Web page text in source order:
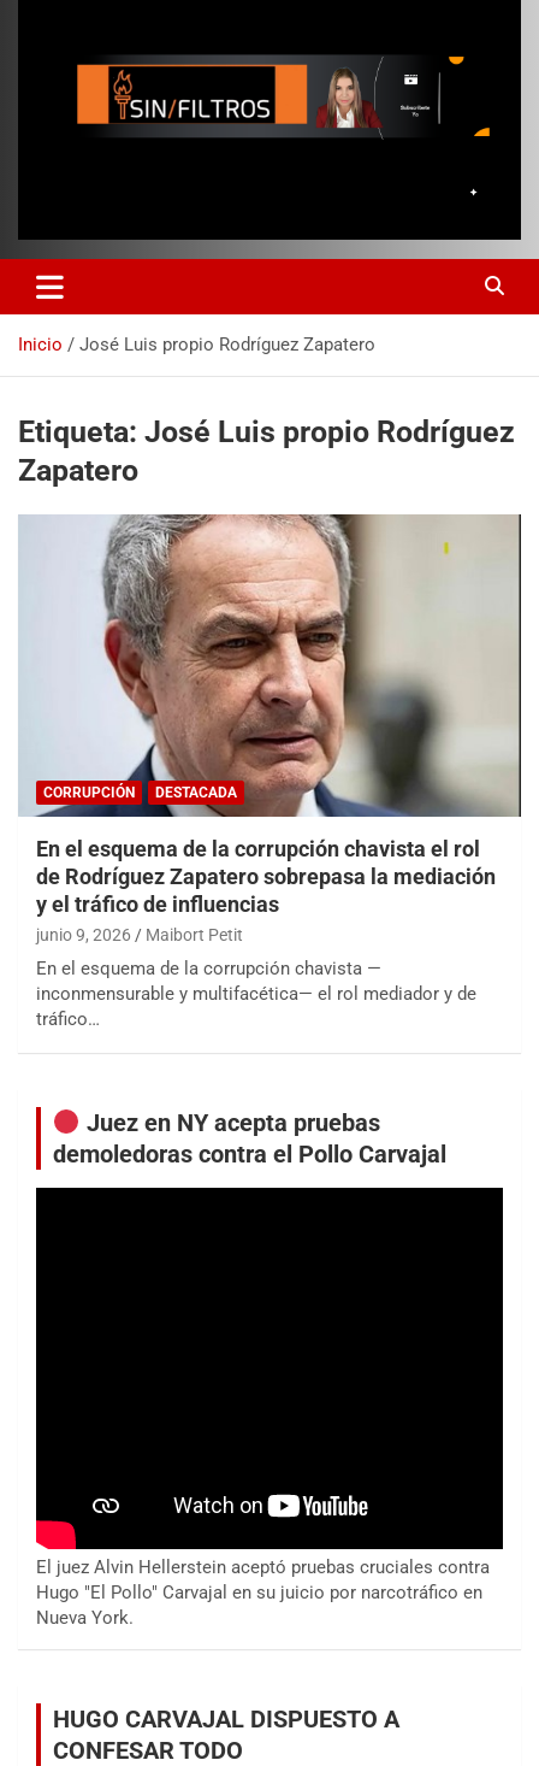
Inicio José Luis propio Rodríguez Zapatero
Etiqueta: José Luis propio Rodríguez
Zapatero
CORRUPCIÓN DESTACADA
En el esquema de la corrupción chavista el rol
de Rodríguez Zapatero sobrepasa la mediación
y el tráfico de influencias
junio 9, 2026 Maibort Petit
En el esquema de la corrupción chavista —
inconmensurable y multifacética— el rol mediador y de
tráfico…
Juez en NY acepta pruebas
demoledoras contra el Pollo Carvajal
El juez Alvin Hellerstein aceptó pruebas cruciales contra
Hugo "El Pollo" Carvajal en su juicio por narcotráfico en
Nueva York.
HUGO CARVAJAL DISPUESTO A
CONFESAR TODO